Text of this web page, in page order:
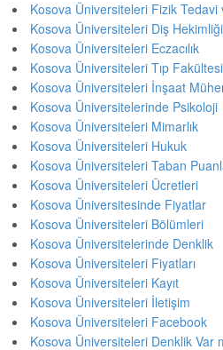
Kosova Üniversiteleri Fizik Tedavi
Kosova Üniversiteleri Diş Hekimliği
Kosova Üniversiteleri Eczacılık
Kosova Üniversiteleri Tıp Fakültesi
Kosova Üniversiteleri İnşaat
Kosova Üniversitelerinde Psikoloji
Kosova Üniversiteleri Mimarlık
Kosova Üniversiteleri Hukuk
Kosova Üniversiteleri Taban
Kosova Üniversiteleri Ücretleri
Kosova Üniversitesinde Fiyatlar
Kosova Üniversiteleri Bölümleri
Kosova Üniversitelerinde Denklik
Kosova Üniversiteleri Fiyatları
Kosova Üniversiteleri Kayıt
Kosova Üniversiteleri İletişim
Kosova Üniversiteleri Facebook
Kosova Üniversiteleri Denklik Var